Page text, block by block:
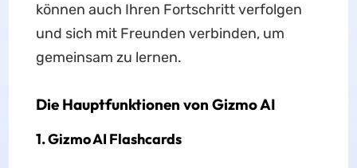
können auch Ihren Fortschritt verfolgen
und sich mit Freunden verbinden, um
gemeinsam zu lernen.
Die Hauptfunktionen von Gizmo AI
1.Gizmo AI Flashcards